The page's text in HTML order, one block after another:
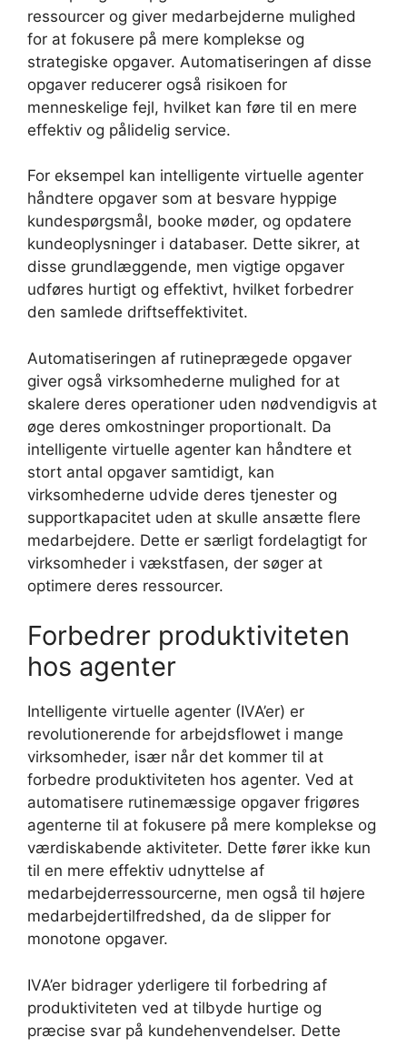
ressourcer og giver medarbejderne mulighed
for at fokusere på mere komplekse og
strategiske opgaver. Automatiseringen af disse
opgaver reducerer også risikoen for
menneskelige fejl, hvilket kan føre til en mere
effektiv og pålidelig service.
For eksempel kan intelligente virtuelle agenter
håndtere opgaver som at besvare hyppige
kundespørgsmål, booke møder, og opdatere
kundeoplysninger i databaser. Dette sikrer, at
disse grundlæggende, men vigtige opgaver
udføres hurtigt og effektivt, hvilket forbedrer
den samlede driftseffektivitet.
Automatiseringen af rutineprægede opgaver
giver også virksomhederne mulighed for at
skalere deres operationer uden nødvendigvis at
øge deres omkostninger proportionalt. Da
intelligente virtuelle agenter kan håndtere et
stort antal opgaver samtidigt, kan
virksomhederne udvide deres tjenester og
supportkapacitet uden at skulle ansætte flere
medarbejdere. Dette er særligt fordelagtigt for
virksomheder i vækstfasen, der søger at
optimere deres ressourcer.
Forbedrer produktiviteten
hos agenter
Intelligente virtuelle agenter (IVA’er) er
revolutionerende for arbejdsflowet i mange
virksomheder, især når det kommer til at
forbedre produktiviteten hos agenter. Ved at
automatisere rutinemæssige opgaver frigøres
agenterne til at fokusere på mere komplekse og
værdiskabende aktiviteter. Dette fører ikke kun
til en mere effektiv udnyttelse af
medarbejderressourcerne, men også til højere
medarbejdertilfredshed, da de slipper for
monotone opgaver.
IVA’er bidrager yderligere til forbedring af
produktiviteten ved at tilbyde hurtige og
præcise svar på kundehenvendelser. Dette